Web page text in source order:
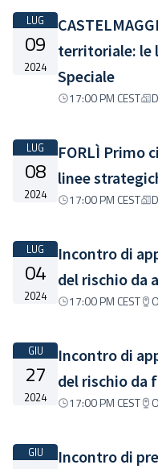
LUG
09
2024
territoriale: le
Speciale
17:00 PM CEST
LUG
08
2024
FORLÌ Primo
linee
17:00 PM CEST
LUG
04
2024
Incontro di
del rischio da
17:00 PM CEST
GIU
27
2024
Incontro di
del rischio da
17:00 PM CEST
GIU Incontro di